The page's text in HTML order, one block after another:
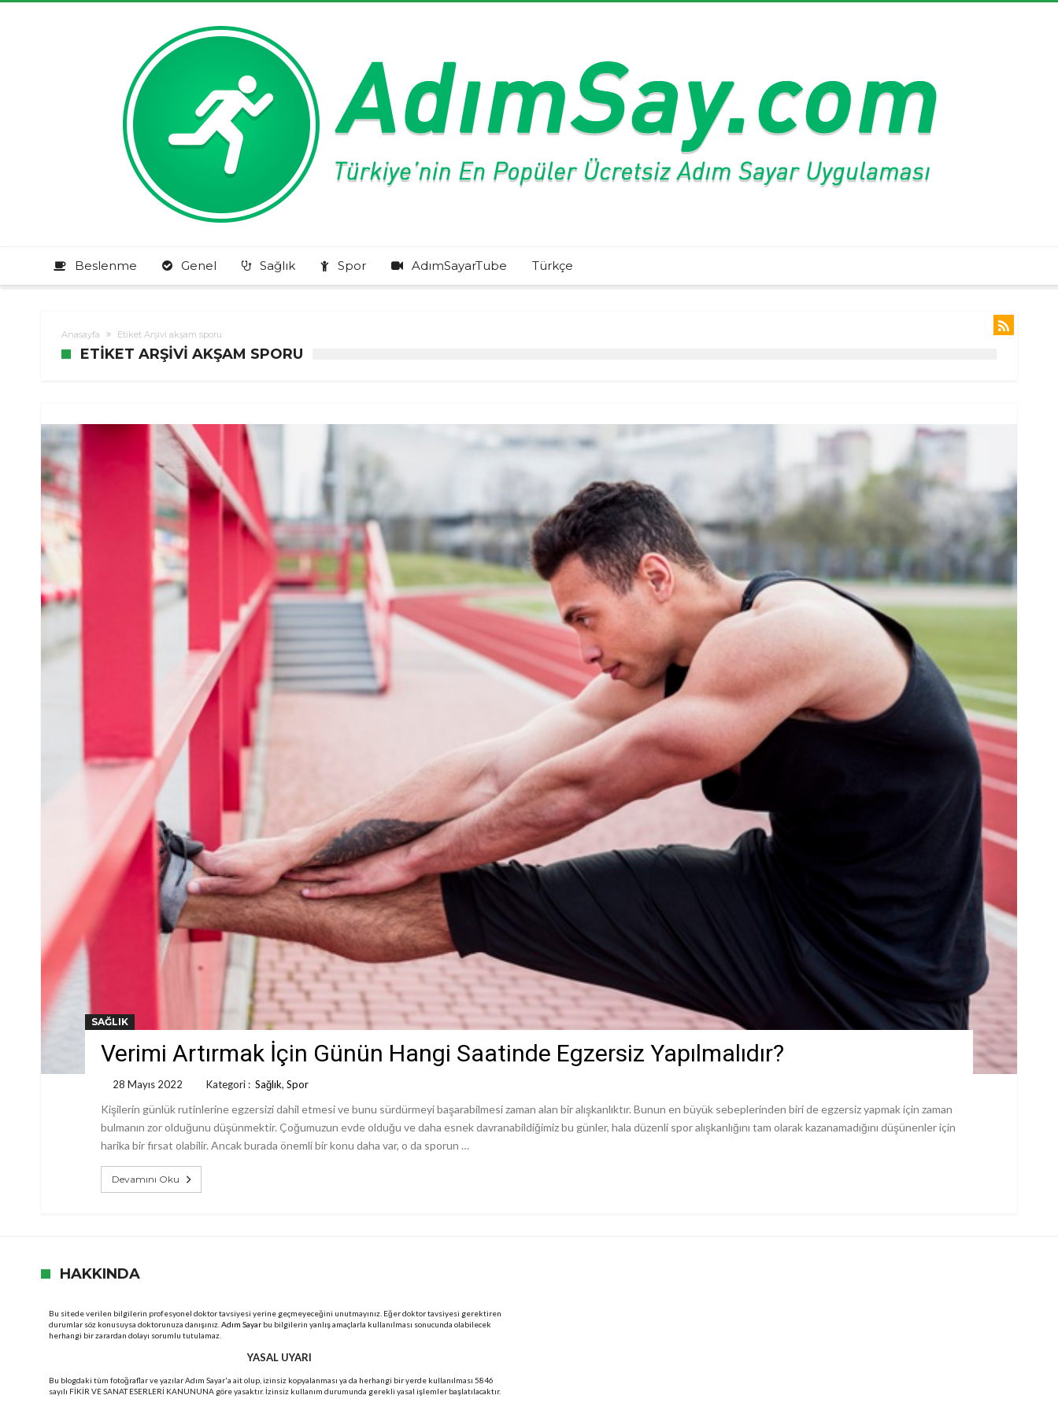
Beslenme Genel Sağlık Spor AdımSayarTube Türkçe
Anasayfa Etiket Arşivi akşam sporu
ETIKET ARŞIVI AKŞAM SPORU
SAĞLIK
Verimi Artırmak İçin Günün Hangi Saatinde Egzersiz Yapılmalıdır?
28 Mayıs 2022 Kategori : Sağlık, Spor
Kişilerin günlük rutinlerine egzersizi dahil etmesi ve bunu sürdürmeyi başarabilmesi zaman alan bir alışkanlıktır. Bunun en büyük sebeplerinden biri de egzersiz yapmak için zaman
bulmanın zor olduğunu düşünmektir. Çoğumuzun evde olduğu ve daha esnek davranabildiğimiz bu günler, hala düzenli spor alışkanlığını tam olarak kazanamadığını düşünenler için
harika bir fırsat olabilir. Ancak burada önemli bir konu daha var, o da sporun …
Devamını Oku
HAKKINDA
Bu sitede verilen bilgilerin profesyonel doktor tavsiyesi yerine geçmeyeceğini unutmayınız. Eğer doktor tavsiyesi gerektiren
durumlar söz konusuysa doktorunuza danışınız. Adım Sayar bu bilgilerin yanlış amaçlarla kullanılması sonucunda olabilecek
herhangi bir zarardan dolayı sorumlu tutulamaz.
YASAL UYARI
Bu blogdaki tüm fotoğraflar ve yazılar Adım Sayar'a ait olup, izinsiz kopyalanması ya da herhangi bir yerde kullanılması 5846
sayılı FİKİR VE SANAT ESERLERİ KANUNUNA göre yasaktır. İzinsiz kullanım durumunda gerekli yasal işlemler başlatılacaktır.